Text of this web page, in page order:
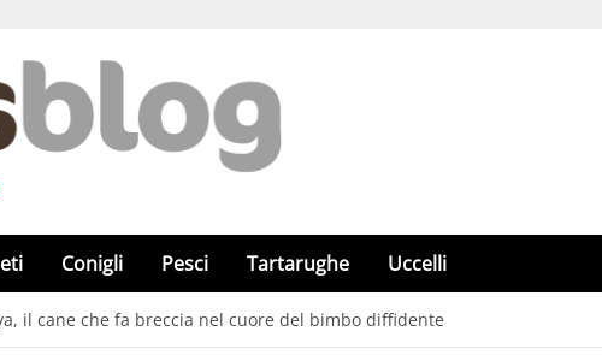
Conigli Pesci Tartarughe Uccelli
il cane che fa breccia nel cuore del bimbo diffidente